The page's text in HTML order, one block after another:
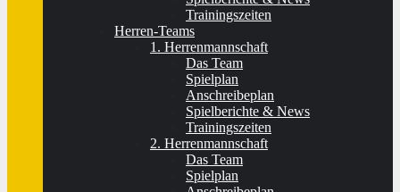
Trainingszeiten
Herren-Teams
1. Herrenmannschaft
Das Team
Spielplan
Anschreibeplan
Spielberichte & News
Trainingszeiten
2. Herrenmannschaft
Das Team
Spielplan